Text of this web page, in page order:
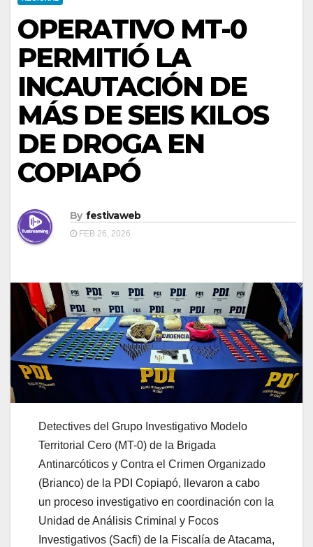
OPERATIVO MT-0
PERMITIÓ LA
INCAUTACIÓN DE
MÁS DE SEIS KILOS
DE DROGA EN
COPIAPÓ
By festivaweb
FEB 26, 2026
Detectives del Grupo Investigativo Modelo
Territorial Cero (MT-0) de la Brigada
Antinarcóticos y Contra el Crimen Organizado
(Brianco) de la PDI Copiapó, llevaron a cabo
un proceso investigativo en coordinación con la
Unidad de Análisis Criminal y Focos
Investigativos (Sacfi) de la Fiscalía de Atacama,